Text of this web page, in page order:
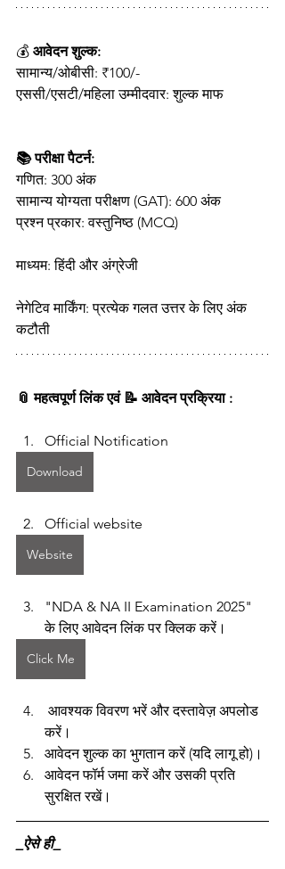
💰 आवेदन शुल्क:
सामान्य/ओबीसी: ₹100/-
एससी/एसटी/महिला उम्मीदवार: शुल्क माफ
📚 परीक्षा पैटर्न:
गणित: 300 अंक
सामान्य योग्यता परीक्षण (GAT): 600 अंक
प्रश्न प्रकार: वस्तुनिष्ठ (MCQ)
माध्यम: हिंदी और अंग्रेजी
नेगेटिव मार्किंग: प्रत्येक गलत उत्तर के लिए अंक
कटौती
📎 महत्वपूर्ण लिंक एवं 📝 आवेदन प्रक्रिया :
Official Notification
Download
Official website
Website
"NDA & NA II Examination 2025"
के लिए आवेदन लिंक पर क्लिक करें।
Click Me
करें।
आवेदन शुल्क का भुगतान करें (यदि लागू हो)।
आवेदन फॉर्म जमा करें और उसकी प्रति
सुरक्षित रखें।
_ऐसे ही_